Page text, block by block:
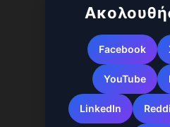
Facebook
YouTube
LinkedIn